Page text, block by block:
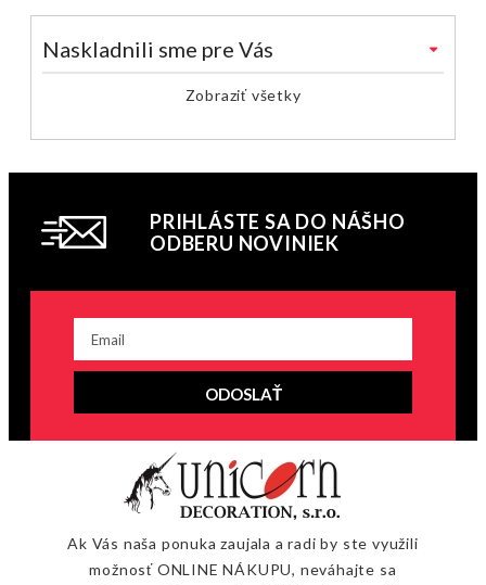
Naskladnili sme pre Vás
Zobraziť všetky
PRIHLÁSTE SA DO NÁŠHO
ODBERU NOVINIEK
ODOSLAŤ
Ak Vás naša ponuka zaujala a radi by ste využili
možnosť ONLINE NÁKUPU, neváhajte sa